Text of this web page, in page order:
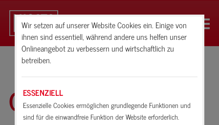
Wir setzen auf unserer Website Cookies ein. Einige von
ihnen sind essentiell, während andere uns helfen unser
Onlineangebot zu verbessern und wirtschaftlich zu
betreiben.
ESSENZIELL
Essenzielle Cookies ermöglichen grundlegende Funktionen und
sind für die einwandfreie Funktion der Website erforderlich.
Glossar